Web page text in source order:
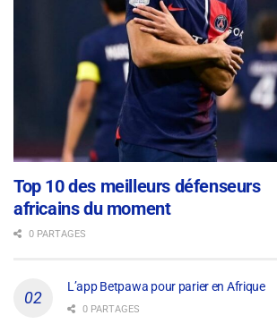
Top 10 des meilleurs défenseurs
africains du moment
0 PARTAGES
L’app Betpawa pour parier en Afrique
0 PARTAGES